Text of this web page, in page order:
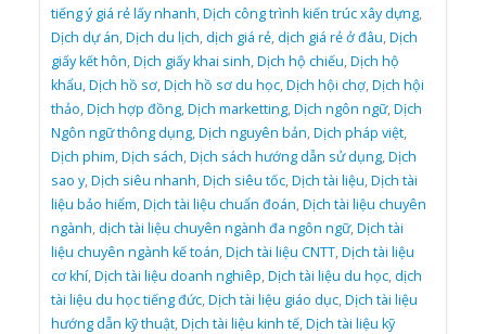
tiếng ý giá rẻ lấy nhanh,Dịch công trình kiến trúc xây dựng,
Dịch dự án,Dịch du lịch,dịch giá rẻ,dịch giá rẻ ở đâu,Dịch
giấy kết hôn,Dịch giấy khai sinh,Dịch hộ chiếu,Dịch hộ
khẩu,Dịch hồ sơ,Dịch hồ sơ du học,Dịch hội chợ,Dịch hội
thảo,Dịch hợp đồng,Dịch marketting,Dịch ngôn ngữ,Dịch
Ngôn ngữ thông dụng,Dịch nguyên bản,Dịch pháp việt,
Dịch phim,Dịch sách,Dịch sách hướng dẫn sử dụng,Dịch
sao y,Dịch siêu nhanh,Dịch siêu tốc,Dịch tài liệu,Dịch tài
liệu bảo hiểm,Dịch tài liệu chuẩn đoán,Dịch tài liệu chuyên
ngành,dịch tài liệu chuyên ngành đa ngôn ngữ,Dịch tài
liệu chuyên ngành kế toán,Dịch tài liệu CNTT,Dịch tài liệu
cơ khí,Dịch tài liệu doanh nghiêp,Dịch tài liệu du học,dịch
tài liệu du học tiếng đức,Dịch tài liệu giáo dục,Dịch tài liệu
hướng dẫn kỹ thuật,Dịch tài liệu kinh tế,Dịch tài liệu kỹ